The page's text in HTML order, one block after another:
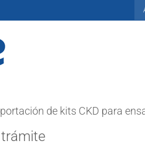
de kits CKD para